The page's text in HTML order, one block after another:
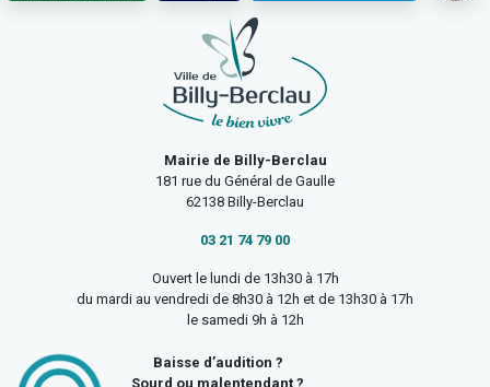
Mairie de Billy-Berclau
181 rue du Général de Gaulle
62138 Billy-Berclau
03 21 74 79 00
Ouvert le lundi de 13h30 à 17h
du mardi au vendredi de 8h30 à 12h et de 13h30 à 17h
le samedi 9h à 12h
Baisse d’audition ?
Sourd ou malentendant ?